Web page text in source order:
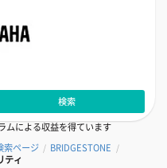
検索
ムによる収益を得ています
索ページ / BRIDGESTONE /
ティ